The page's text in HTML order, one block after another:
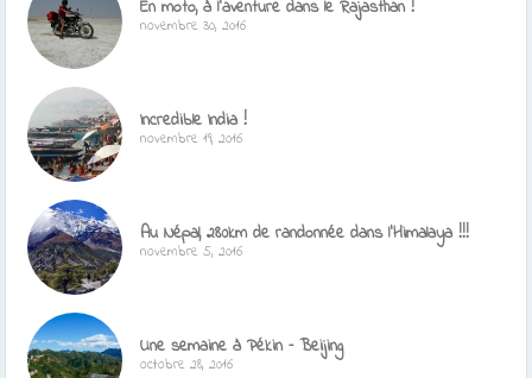
En moto, à l’aventure dans le Rajasthan !
novembre 30, 2016
Incredible India !
novembre 19, 2016
Au Népal, 280km de randonnée dans l’Himalaya !!!
novembre 5, 2016
Une semaine à Pékin – Beijing
octobre 28, 2016